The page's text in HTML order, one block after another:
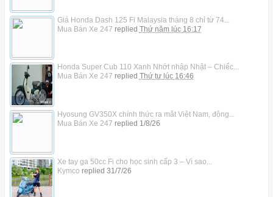
Giá Honda Dash 125 Fi Malaysia tháng 8 chỉ từ 74...
Mua Bán Xe 247 replied Thứ năm lúc 16:17
Honda Super Cub 110 Xanh Nhớt nhập Nhật – Chiếc...
Mua Bán Xe 247 replied Thứ tư lúc 16:46
Hyosung GV350X chính thức ra mắt Việt Nam, động...
Mua Bán Xe 247 replied 1/8/26
Xe tay ga 50cc Fi cho học sinh cấp 3 – Vì sao...
Kymco replied 31/7/26